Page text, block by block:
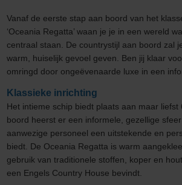
Vanaf de eerste stap aan boord van het
‘Oceania Regatta’ waan je je in een wereld
centraal staan. De countrystijl aan boord zal
warm, huiselijk gevoel geven. Ben jij klaar
omringd door ongeëvenaarde luxe in een
Klassieke inrichting
Het intieme schip biedt plaats aan maar liefst
boord heerst er een informele, gezellige
aanwezige personeel een uitstekende en
biedt. De Oceania Regatta is warm
gebruik van traditionele stoffen, koper en
een Engels Country House bevindt.